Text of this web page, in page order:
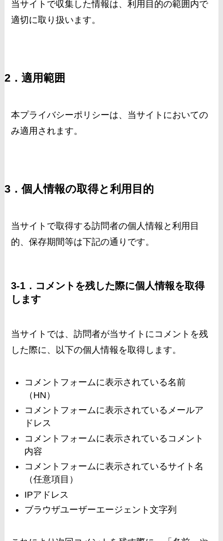
当サイトで収集した情報は、利用目的の範囲内で
適切に取り扱います。
2．適用範囲
本プライバシーポリシーは、当サイトにおいての
み適用されます。
3．個人情報の取得と利用目的
当サイトで取得する訪問者の個人情報と利用目
的、保存期間等は下記の通りです。
3-1．コメントを残した際に個人情報を取得
します
当サイトでは、訪問者が当サイトにコメントを残
した際に、以下の個人情報を取得します。
コメントフォームに表示されている名前
（HN）
コメントフォームに表示されているメールア
ドレス
コメントフォームに表示されているコメント
内容
コメントフォームに表示されているサイト名
（任意項目）
IPアドレス
ブラウザユーザーエージェント文字列